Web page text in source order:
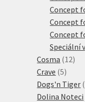
Concept
Concept
Concept
Speciální
Cosma 1212
Crave 55
Dogs'n Tiger
Dolina Noteci